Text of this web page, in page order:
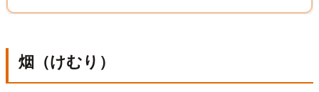
烟（けむり）